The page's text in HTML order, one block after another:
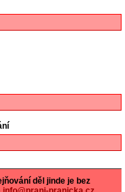
děl jinde je bez